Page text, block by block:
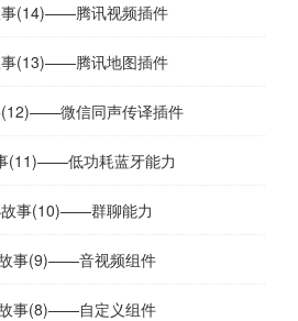
事(14)——腾讯视频插件
事(13)——腾讯地图插件
(12)——微信同声传译插件
(11)——低功耗蓝牙能力
故事(10)——群聊能力
事(9)——音视频组件
事(8)——自定义组件